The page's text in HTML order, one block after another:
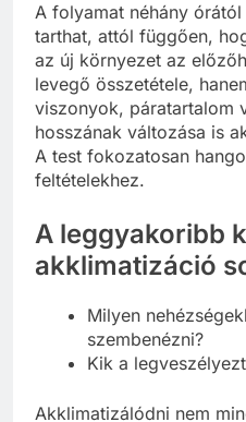
A folyamat néhány
tarthat, attól függően,
az új környezet az
levegő összetétele,
viszonyok, páratartalom
hosszának változása is
A test fokozatosan
feltételekhez.
A leggyakoribb
akklimatizáció
Milyen
szembenézni?
Kik a
Akklimatizálódni nem